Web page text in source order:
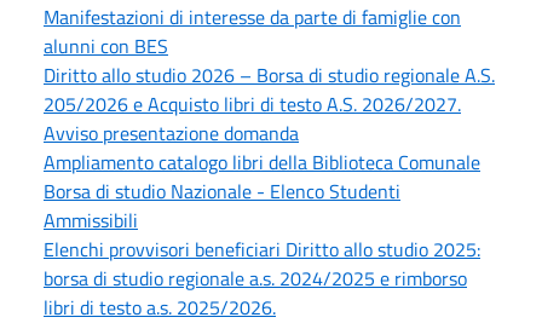
Manifestazioni di interesse da parte di famiglie con
alunni con BES
Diritto allo studio 2026 – Borsa di studio regionale A.S.
205/2026 e Acquisto libri di testo A.S. 2026/2027.
Avviso presentazione domanda
Ampliamento catalogo libri della Biblioteca Comunale
Borsa di studio Nazionale - Elenco Studenti
Ammissibili
Elenchi provvisori beneficiari Diritto allo studio 2025:
borsa di studio regionale a.s. 2024/2025 e rimborso
libri di testo a.s. 2025/2026.